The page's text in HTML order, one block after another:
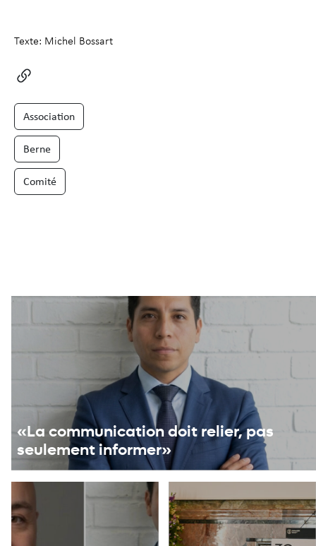
Texte: Michel Bossart
Association
Berne
Comité
«La communication doit relier, pas
seulement informer»